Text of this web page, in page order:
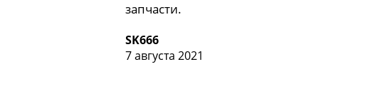
запчасти.
SK666
7 августа 2021